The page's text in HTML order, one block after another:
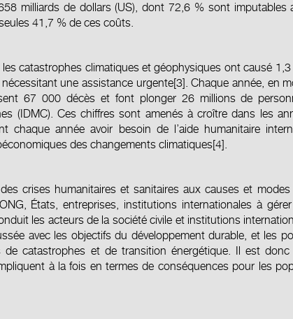
milliards de dollars (US), dont 72,6 % sont
41,7 % de ces coûts.
catastrophes climatiques et géophysiques ont causé
une assistance urgente[3]. Chaque année, en
67 000 décès et font plonger 26 millions de
(IDMC). Ces chiffres sont amenés à croître dans les
chaque année avoir besoin de l’aide humanitaire
des changements climatiques[4].
crises humanitaires et sanitaires aux causes et
États, entreprises, institutions internationales à
les acteurs de la société civile et institutions
avec les objectifs du développement durable, et les
de catastrophes et de transition énergétique. Il est
à la fois en termes de conséquences pour les